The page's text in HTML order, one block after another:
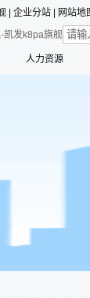
企业分站 网站地
凯发k8pa旗舰
人力资源
员工